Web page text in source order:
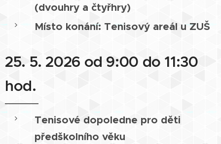
(dvouhry a čtyřhry)
Místo konání: Tenisový areál u ZUŠ
25. 5. 2026 od 9:00 do 11:30
hod.
Tenisové dopoledne pro děti
předškolního věku